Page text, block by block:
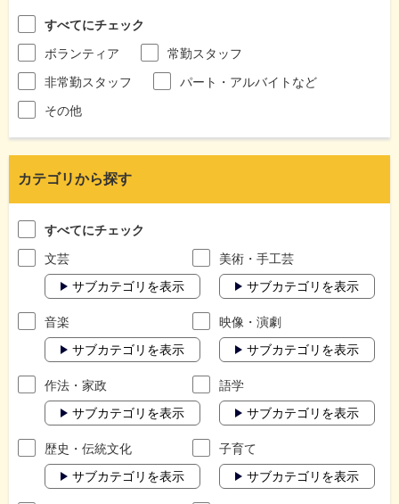
すべてにチェック
ボランティア
常勤スタッフ
非常勤スタッフ
パート・アルバイトなど
その他
カテゴリから探す
すべてにチェック
文芸
サブカテゴリを表示
美術・手工芸
サブカテゴリを表示
音楽
サブカテゴリを表示
映像・演劇
サブカテゴリを表示
作法・家政
サブカテゴリを表示
語学
サブカテゴリを表示
歴史・伝統文化
サブカテゴリを表示
子育て
サブカテゴリを表示